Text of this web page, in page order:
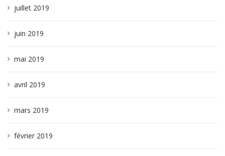
juillet 2019
juin 2019
mai 2019
avril 2019
mars 2019
février 2019